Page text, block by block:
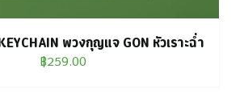
พวงกุญแจ GON หัวเราะฉ่ำ
฿259.00